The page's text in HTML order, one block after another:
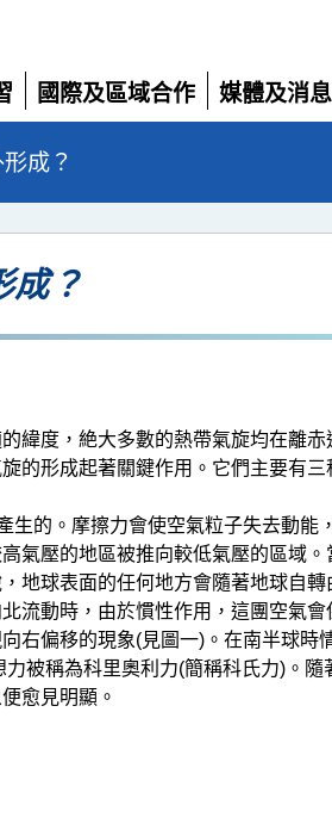
國際及區域合作
展
開
媒體及消息
展
成？
成？
緯度，絶大多數的熱帶氣旋均在離
的形成起著關鍵作用。它們主要有
的。摩擦力會使空氣粒子失去動能
氣壓的地區被推向較低氣壓的區域
地球表面的任何地方會隨著地球自
流動時，由於慣性作用，這團空氣
右偏移的現象(見圖一)。在南半球
被稱為科里奧利力(簡稱科氏力)。
愈見明顯。